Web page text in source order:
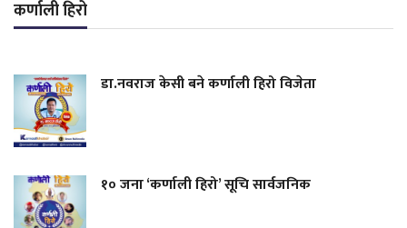
कर्णाली हिरो
डा.नवराज केसी बने कर्णाली हिरो विजेता
१० जना ‘कर्णाली हिरो’ सूचि सार्वजनिक